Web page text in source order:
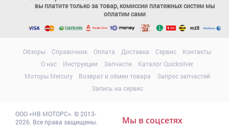
вы платите только за товар, комиссии платежных систем мы
оплатим сами
Обзоры Справочник Оплата Доставка Сервис
Контакты
О нас
Инструкции Запчасти
Каталог Quicksilver
Моторы Mercury
Возврат и обмен товара
Запрос запчастей
Запись на сервис
ООО«НВ МОТОРС» © 2013-
2026. Все права защищены.
Мы в соцсетях